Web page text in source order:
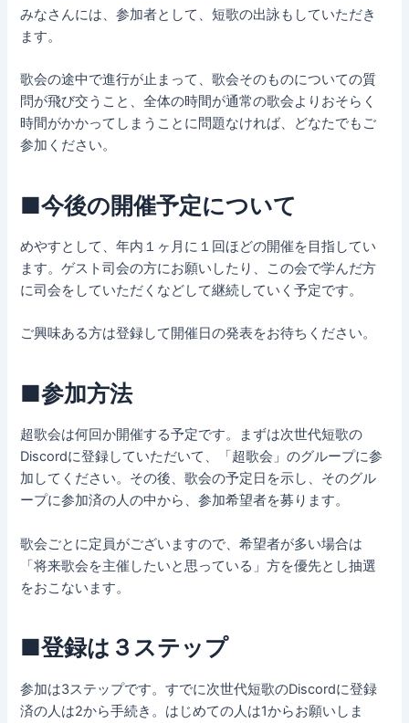
みなさんには、参加者として、短歌の出詠もしていただき
ます。
歌会の途中で進行が止まって、歌会そのものについての質
問が飛び交うこと、全体の時間が通常の歌会よりおそらく
時間がかかってしまうことに問題なければ、どなたでもご
参加ください。
■今後の開催予定について
めやすとして、年内１ヶ月に１回ほどの開催を目指してい
ます。ゲスト司会の方にお願いしたり、この会で学んだ方
に司会をしていただくなどして継続していく予定です。
ご興味ある方は登録して開催日の発表をお待ちください。
■参加方法
超歌会は何回か開催する予定です。まずは次世代短歌の
Discordに登録していただいて、「超歌会」のグループに参
加してください。その後、歌会の予定日を示し、そのグル
ープに参加済の人の中から、参加希望者を募ります。
歌会ごとに定員がございますので、希望者が多い場合は
「将来歌会を主催したいと思っている」方を優先とし抽選
をおこないます。
■登録は３ステップ
参加は3ステップです。すでに次世代短歌のDiscordに登録
済の人は2から手続き。はじめての人は1からお願いしま